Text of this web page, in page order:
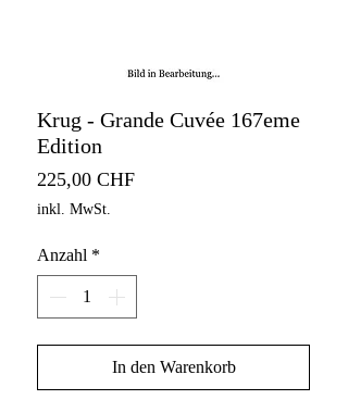
Krug - Grande Cuvée 167eme
Edition
225,00 CHFPreis
inkl. MwSt.
Anzahl *
In den Warenkorb